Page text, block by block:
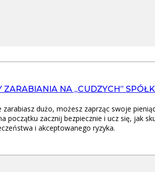
ZARABIANIA NA „CUDZYCH”
zarabiasz dużo, możesz zaprząc swoje
początku zacznij bezpiecznie i ucz się, jak
i akceptowanego ryzyka.